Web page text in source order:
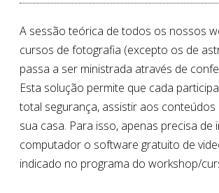
A sessão teórica de todos os nossos
cursos de fotografia (excepto os de
passa a ser ministrada através de
Esta solução permite que cada
total segurança, assistir aos conteúdos
sua casa. Para isso, apenas precisa de
computador o software gratuito de
indicado no programa do workshop/